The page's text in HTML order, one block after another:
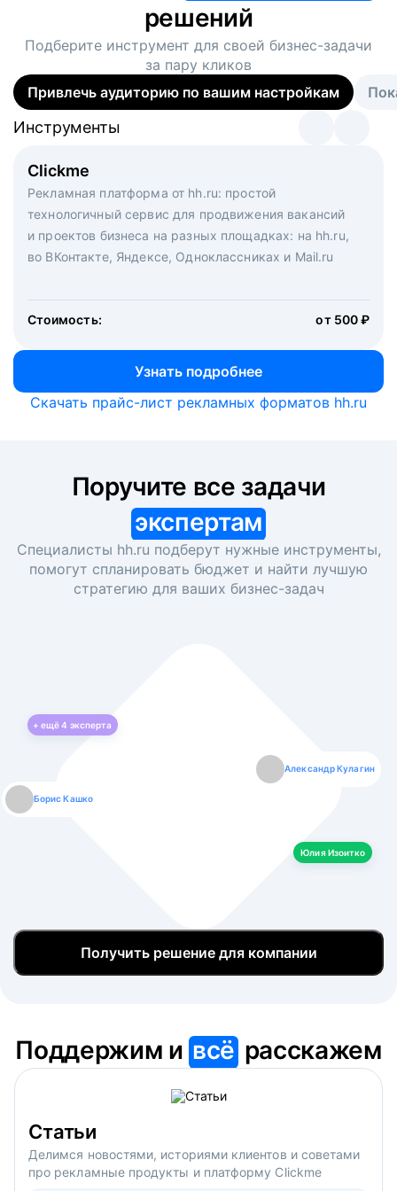
решений
Подберите инструмент для своей бизнес-задачи
за пару кликов
Привлечь аудиторию по вашим настройкам
Clickme
Рекламная платформа от hh.ru: простой
технологичный сервис для продвижения вакансий
и проектов бизнеса на разных площадках: на hh.ru,
во ВКонтакте, Яндексе, Одноклассниках и Mail.ru
Стоимость: от 500 ₽
Узнать подробнее
Инструменты
Вакансия дня
Рекламный формат для вакансий на главной странице
hh.ru. Увеличивает количество откликов
Инструменты
Массовый подбор под ключ. Решите, сколько
кандидатов и когда вам нужно, и за дело возьмутся
маркетологи, рекрутеры и проектные менеджеры
hh.ru с целым набором digital-инструментов
Инструменты
Скачать прайс-лист рекламных форматов hh.ru
экспертам
Специалисты hh.ru подберут нужные инструменты,
помогут спланировать бюджет и найти лучшую
стратегию для ваших бизнес-задач
+ ещё4 эксперта
Борис Кашко
Александр Кулагин
Юлия Изоитко
Юлия Изоитко
Даниил Макаров
Александр Кулагин
Екатерина Лазаренко
Даниил Макаров
Борис Кашко
Екатерина Лазаренко
Юлия Изоитко
Получить решение для компании
Поддержим ивсё расскажем
Статьи
Делимся новостями, историями клиентов и советами
про рекламные продукты и платформу Clickme